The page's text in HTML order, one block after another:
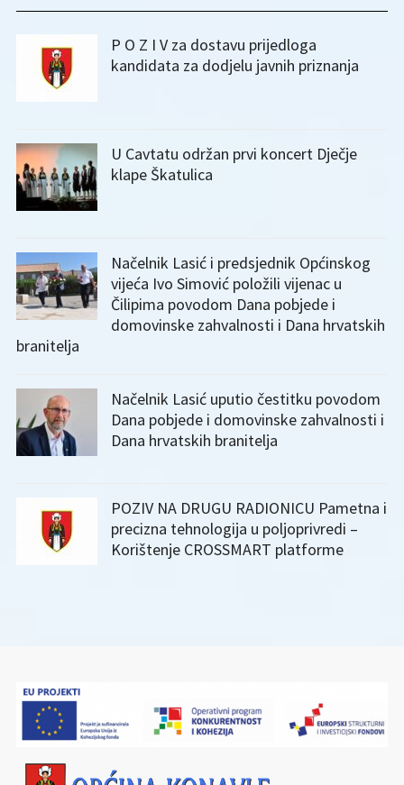
P O Z I V za dostavu prijedloga
kandidata za dodjelu javnih priznanja
U Cavtatu održan prvi koncert Dječje
klape Škatulica
Načelnik Lasić i predsjednik Općinskog
vijeća Ivo Simović položili vijenac u
Čilipima povodom Dana pobjede i
domovinske zahvalnosti i Dana hrvatskih
branitelja
Načelnik Lasić uputio čestitku povodom
Dana pobjede i domovinske zahvalnosti i
Dana hrvatskih branitelja
POZIV NA DRUGU RADIONICU Pametna i
precizna tehnologija u poljoprivredi –
Korištenje CROSSMART platforme